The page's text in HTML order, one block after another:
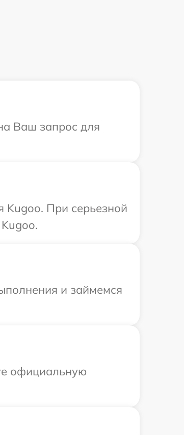
Ваш запрос для
Kugoo. При серьезной
и займемся
официальную